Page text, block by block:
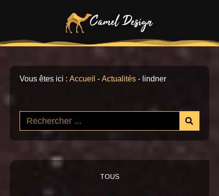
Vous êtes ici : Accueil - Actualités - lindner
TOUS